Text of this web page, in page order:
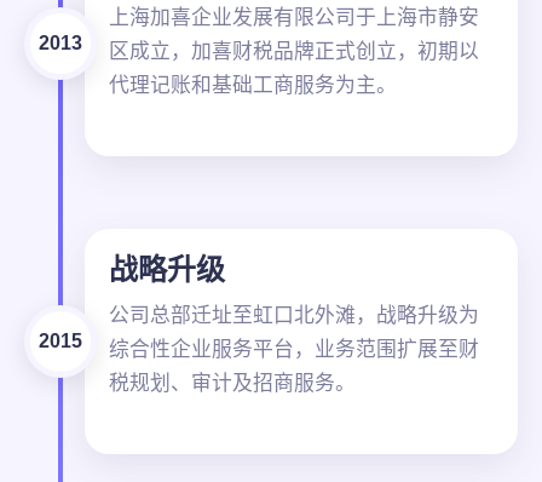
上海加喜企业发展有限公司于上海市静安
区成立，加喜财税品牌正式创立，初期以
代理记账和基础工商服务为主。
2013
战略升级
公司总部迁址至虹口北外滩，战略升级为
综合性企业服务平台，业务范围扩展至财
税规划、审计及招商服务。
2015